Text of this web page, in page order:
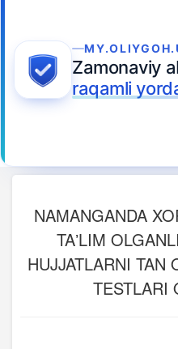
Zamonaviy
raqamli
NAMANGANDA
TAʼLIM
HUJJATLARNI TAN
TESTLARI